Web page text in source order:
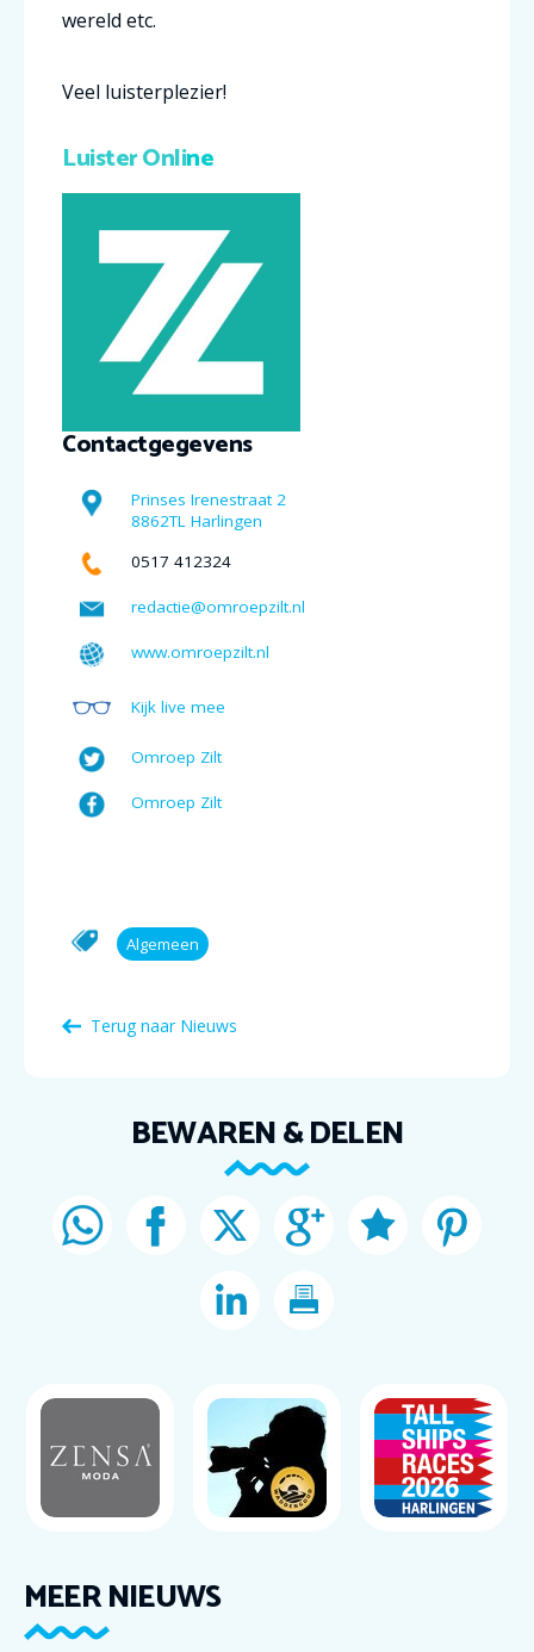
wereld etc.
Veel luisterplezier!
Luister Online
Contactgegevens
Prinses Irenestraat 2
8862TL Harlingen
0517 412324
redactie@omroepzilt.nl
www.omroepzilt.nl
Kijk live mee
Omroep Zilt
Omroep Zilt
Algemeen
Terug naar Nieuws
BEWAREN & DELEN
MEER NIEUWS